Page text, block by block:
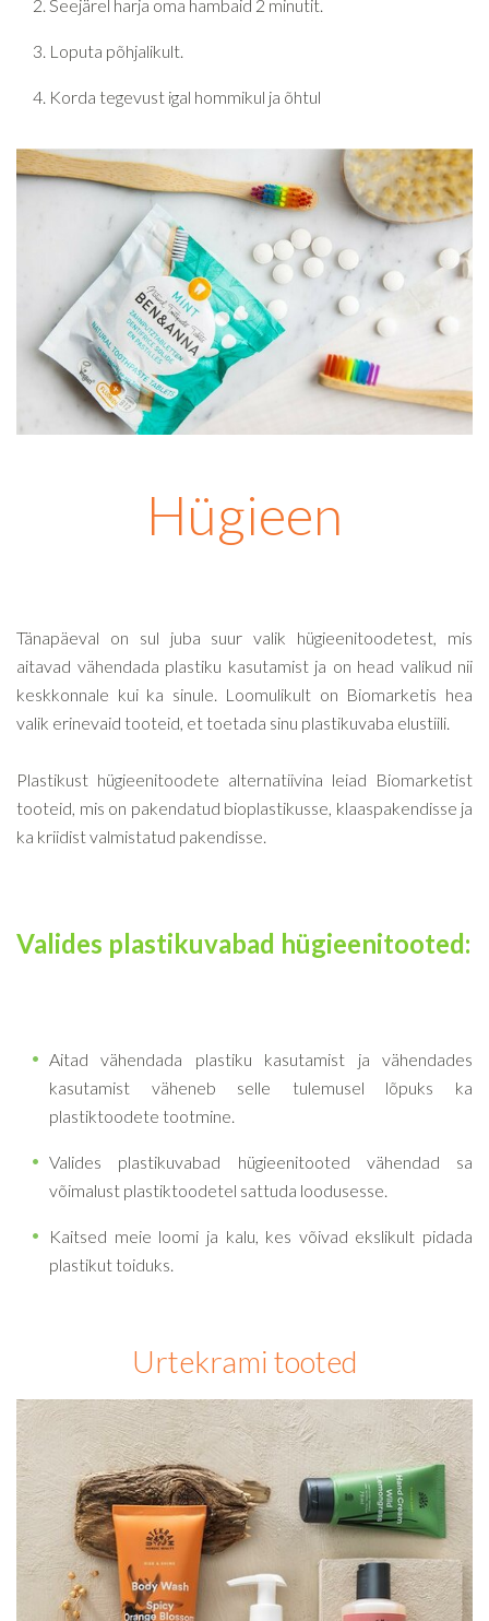
Seejärel harja oma hambaid 2 minutit.
Loputa põhjalikult.
Korda tegevust igal hommikul ja õhtul
Hügieen
Tänapäeval on sul juba suur valik hügieenitoodetest, mis
aitavad vähendada plastiku kasutamist ja on head valikud nii
keskkonnale kui ka sinule. Loomulikult on Biomarketis hea
valik erinevaid tooteid, et toetada sinu plastikuvaba elustiili.
Plastikust hügieenitoodete alternatiivina leiad Biomarketist
tooteid, mis on pakendatud bioplastikusse, klaaspakendisse ja
ka kriidist valmistatud pakendisse.
Valides plastikuvabad hügieenitooted:
Aitad vähendada plastiku kasutamist ja vähendades
kasutamist väheneb selle tulemusel lõpuks ka
plastiktoodete tootmine.
Valides plastikuvabad hügieenitooted vähendad sa
võimalust plastiktoodetel sattuda loodusesse.
Kaitsed meie loomi ja kalu, kes võivad ekslikult pidada
plastikut toiduks.
Urtekrami tooted